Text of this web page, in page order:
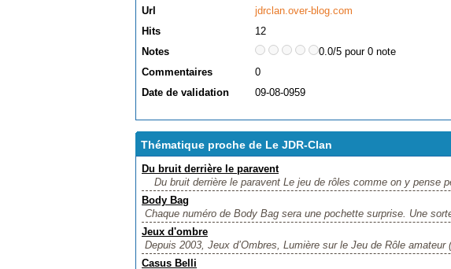
Url
jdrclan.over-blog.com
Hits
12
Notes
0.0/5 pour 0 note
Commentaires
0
Date de validation
09-08-0959
Thématique proche de Le JDR-Clan
Du bruit derrière le paravent
Du bruit derrière le paravent Le jeu de rôles comme on y pense
Body Bag
Chaque numéro de Body Bag sera une pochette surprise. Une
Jeux d'ombre
Depuis 2003, Jeux d’Ombres, Lumière sur le Jeu de Rôle amateur
Casus Belli